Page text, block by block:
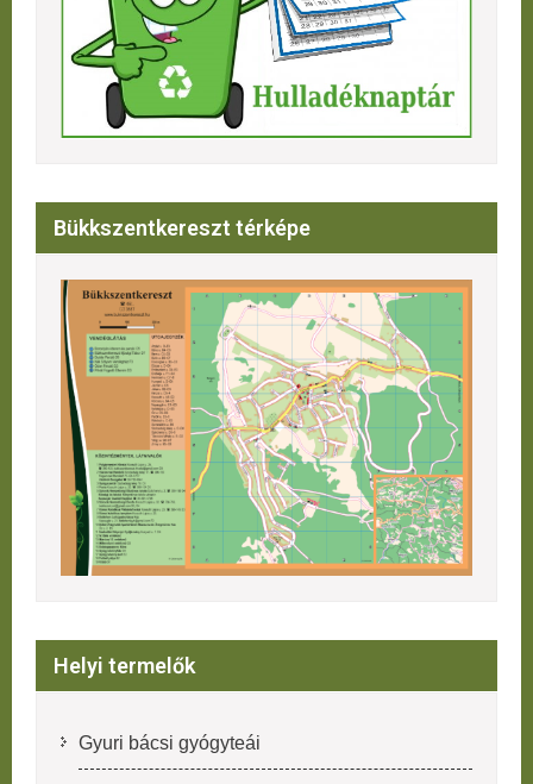
Bükkszentkereszt térképe
Helyi termelők
Gyuri bácsi gyógyteái